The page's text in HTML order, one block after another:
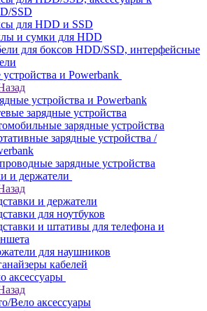
SSD
для HDD и SSD
и сумки для HDD
для боксов HDD/SSD, интерфейсные
и Powerbank
устройства и Powerbank
зарядные устройства
зарядные устройства
зарядные устройства /
зарядные устройства
и держатели
и держатели
для ноутбуков
и штативы для телефона и
для наушников
кабелей
аксессуары
Вело аксессуары